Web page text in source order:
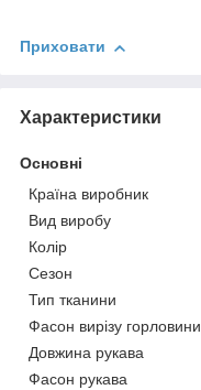
Приховати
Характеристики
Основні
Країна виробник
Вид виробу
Колір
Сезон
Тип тканини
Фасон вирізу горловини
Довжина рукава
Фасон рукава